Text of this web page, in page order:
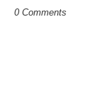
0 Comments